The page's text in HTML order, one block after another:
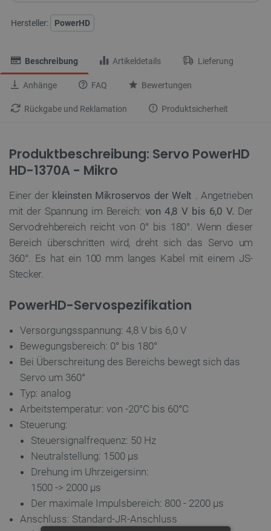
Hersteller: PowerHD
Beschreibung Artikeldetails Lieferung
Anhänge FAQ Bewertungen
Rückgabe und Reklamation Produktsicherheit
Produktbeschreibung: Servo PowerHD
HD-1370A - Mikro
Einer der kleinsten Mikroservos der Welt . Angetrieben
mit der Spannung im Bereich: von 4,8 V bis 6,0 V. Der
Servodrehbereich reicht von 0° bis 180°. Wenn dieser
Bereich überschritten wird, dreht sich das Servo um
360°. Es hat ein 100 mm langes Kabel mit einem JS-
Stecker.
PowerHD-Servospezifikation
Versorgungsspannung: 4,8 V bis 6,0 V
Bewegungsbereich: 0° bis 180°
Bei Überschreitung des Bereichs bewegt sich das
Servo um 360°
Typ: analog
Arbeitstemperatur: von -20°C bis 60°C
Steuerung:
Steuersignalfrequenz: 50 Hz
Neutralstellung: 1500 µs
Drehung im Uhrzeigersinn:
1500 -> 2000 µs
Der maximale Impulsbereich: 800 - 2200 µs
Anschluss: Standard-JR-Anschluss